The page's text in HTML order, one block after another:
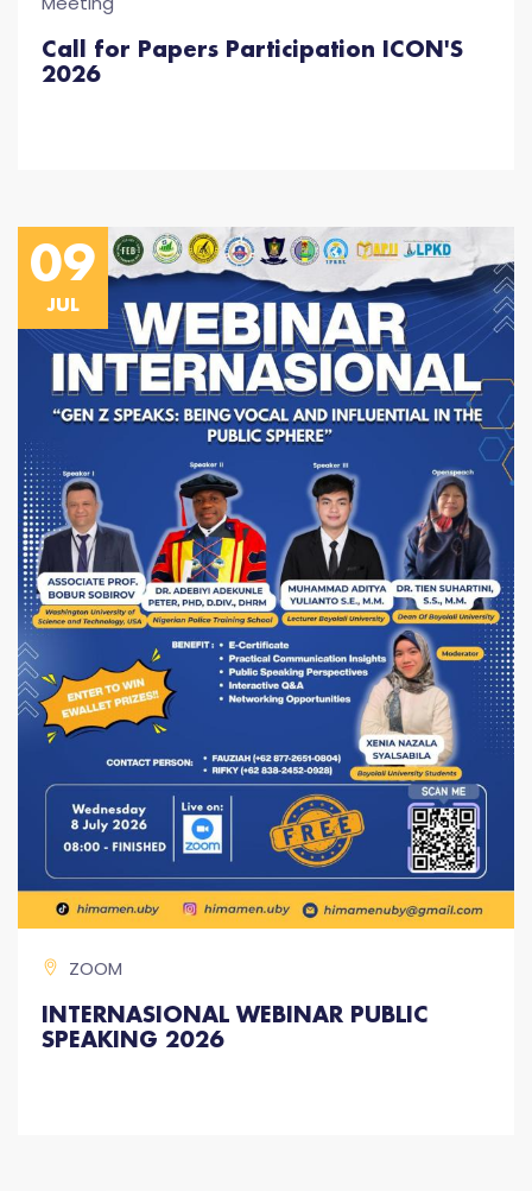
Call for Papers Participation ICON'S
2026
09
JUL
ZOOM
INTERNASIONAL WEBINAR PUBLIC
SPEAKING 2026